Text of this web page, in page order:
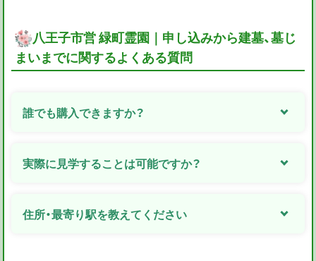
八王子市営 緑町霊園｜申し込みから建墓、墓じ
まいまでに関するよくある質問
誰でも購入できますか？
実際に見学することは可能ですか？
住所・最寄り駅を教えてください